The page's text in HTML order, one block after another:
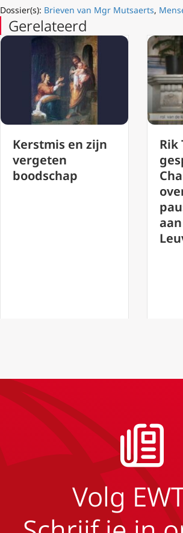
Dossier(s): Brieven van Mgr Mutsaerts,
Gerelateerd
Rik Torfs in
gesprek met
Charlotte Poppe
Volg